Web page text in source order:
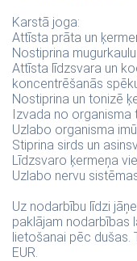
Karstā joga:
Attīsta prāta un
Nostiprina
Attīsta līdzsvara un
koncentrēšanās
Nostiprina un tonizē
Izvada no organisma
Uzlabo organisma
Stiprina sirds un
Līdzsvaro ķermeņa
Uzlabo nervu
Uz nodarbību līdzi
paklājam nodarbības
lietošanai pēc dušas.
EUR.